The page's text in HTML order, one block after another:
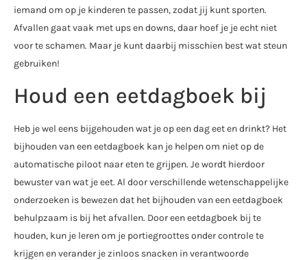
iemand om op je kinderen te passen, zodat jij kunt sporten.
Afvallen gaat vaak met ups en downs, daar hoef je je echt niet
voor te schamen. Maar je kunt daarbij misschien best wat steun
gebruiken!
Houd een eetdagboek bij
Heb je wel eens bijgehouden wat je op een dag eet en drinkt? Het
bijhouden van een eetdagboek kan je helpen om niet op de
automatische piloot naar eten te grijpen. Je wordt hierdoor
bewuster van wat je eet. Al door verschillende wetenschappelijke
onderzoeken is bewezen dat het bijhouden van een eetdagboek
behulpzaam is bij het afvallen. Door een eetdagboek bij te
houden, kun je leren om je portiegroottes onder controle te
krijgen en verander je zinloos snacken in verantwoorde